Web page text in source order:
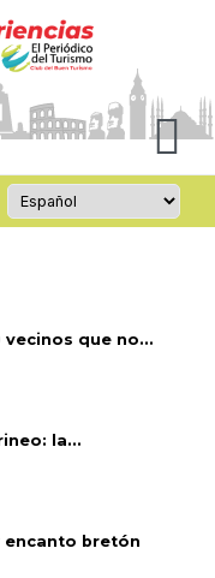
vecinos que no...
la...
encanto bretón